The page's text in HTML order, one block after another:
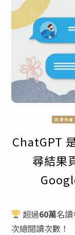
商業思維
ChatGPT
尋結果
超過60萬名
次總閱讀次數！